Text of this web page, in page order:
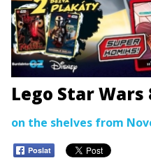
Lego Star Wars
on the shelves from
Poslat